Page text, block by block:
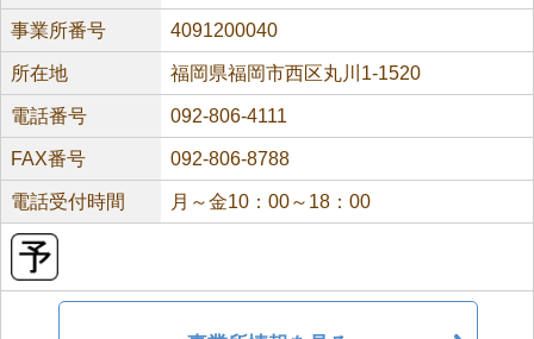
事業所番号 4091200040
所在地 福岡県福岡市西区丸川1-1520
電話番号 092-806-4111
FAX番号 092-806-8788
電話受付時間 月～金10：00～18：00